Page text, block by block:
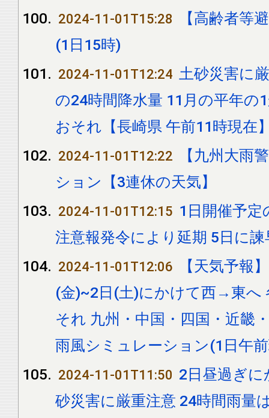
2024-11-01T15:28
【高齢者等
(1日15時)
2024-11-01T12:24 土砂災害に
の24時間降水量 11月の平年の
おそれ【長崎県 午前11時現在
2024-11-01T12:22
【九州大雨
ション【3連休の天気】
2024-11-01T12:15 1日開催予定
注意報発令により延期 5日に
2024-11-01T12:06
【天気予報
(金)~2日(土)にかけて西→東へ
それ 九州・中国・四国・近畿
雨風シミュレーション(1日午
2024-11-01T11:50 2日昼過ぎ
砂災害に厳重注意 24時間雨量